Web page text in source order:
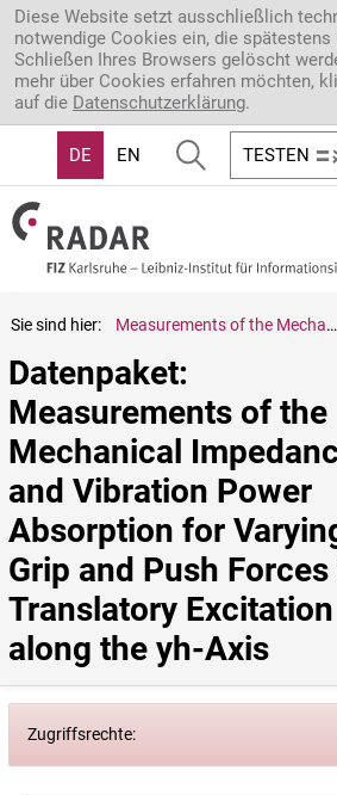
Direkt zum Inhalt
Diese Website setzt ausschließlich
notwendige Cookies ein, die spätestens
Schließen Ihres Browsers gelöscht
mehr über Cookies erfahren möchten,
auf die Datenschutzerklärung.
DE EN TESTEN
Sie sind hier: Measurements of the Mechanical Impedance and Vibration Power Absorption for Varying Grip and Push Forces for Translatory Excitation along the yh-Axis
Datenpaket:
Measurements of the
Mechanical
and Vibration Power
Absorption for
Grip and Push
Translatory Excitation
along the yh-Axis
Zugriffsrechte: